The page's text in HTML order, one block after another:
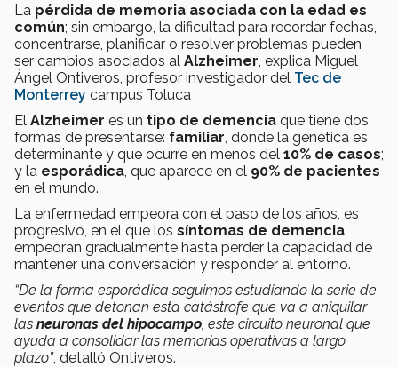
La pérdida de memoria asociada con la edad es
común; sin embargo, la dificultad para recordar fechas,
concentrarse, planificar o resolver problemas pueden
ser cambios asociados al Alzheimer , explica Miguel
Ángel Ontiveros, profesor investigador del Tec de
Monterrey campus Toluca
El Alzheimer es un tipo de demencia que tiene dos
formas de presentarse: familiar , donde la genética es
determinante y que ocurre en menos del 10% de casos;
y la esporádica , que aparece en el 90% de pacientes
en el mundo.
La enfermedad empeora con el paso de los años, es
progresivo, en el que los síntomas de demencia
empeoran gradualmente hasta perder la capacidad de
mantener una conversación y responder al entorno.
“De la forma esporádica seguimos estudiando la serie de
eventos que detonan esta catástrofe que va a aniquilar
las neuronas del hipocampo , este circuito neuronal que
ayuda a consolidar las memorias operativas a largo
plazo”, detalló Ontiveros.